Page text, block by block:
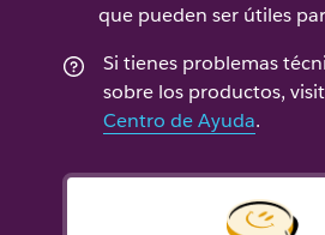
que pueden ser útiles
Si tienes problemas
sobre los productos,
Centro de Ayuda.